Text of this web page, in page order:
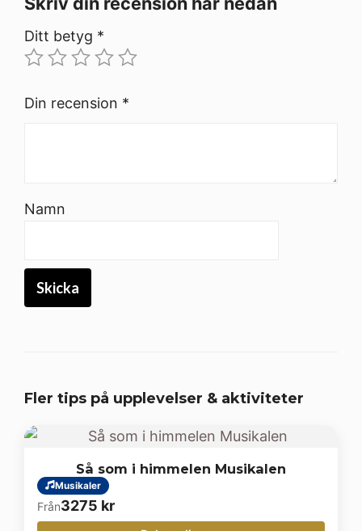
Ditt betyg *
Din recension *
Namn
Fler tips på upplevelser & aktiviteter
Så som i himmelen Musikalen
Musikaler
Från3275 kr